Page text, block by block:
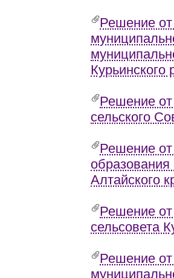
Решение
Курьинского
Решение
сельского
Решение
образования
Алтайского
Решение
сельсовета
Решение